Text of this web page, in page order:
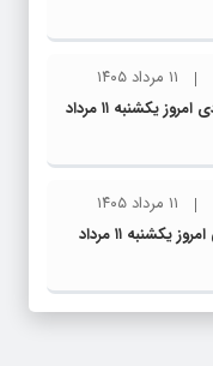
۱۱ مرداد ۱۴۰۵
روزنامه های اقتصادی امروز یکشنبه ۱۱ مرداد
۱۱ مرداد ۱۴۰۵
روزنامه های ورزشی امروز یکشنبه ۱۱ مرداد